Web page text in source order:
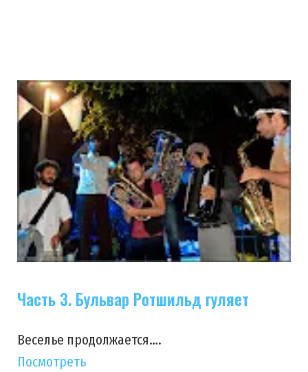
Часть 3. Бульвар Ротшильд гуляет
Веселье продолжается….
Посмотреть